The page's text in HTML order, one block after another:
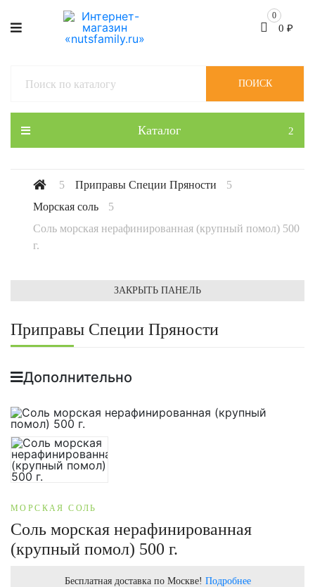
0
0 ₽
Каталог
ПОИСК
Приправы Специи Пряности
Морская соль
Соль морская нерафинированная (крупный помол) 500
г.
ЗАКРЫТЬ ПАНЕЛЬ
Приправы Специи Пряности
Дополнительно
МОРСКАЯ СОЛЬ
Соль морская нерафинированная
(крупный помол) 500 г.
Бесплатная доставка по Москве! Подробнее